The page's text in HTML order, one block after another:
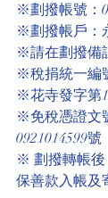
※劃撥帳號：
※劃撥帳戶：
※請在劃撥備
※稅捐統一編
※花寺發字第
※免稅憑證文
0921014599號
※ 劃撥轉帳後
保善款入帳及